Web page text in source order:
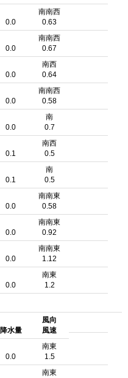
0.0
南南西
0.63
0.0
南南西
0.67
0.0
南西
0.64
0.0
南南西
0.58
0.0
南
0.7
0.1
南西
0.5
0.1
南
0.5
0.0
南南東
0.58
0.0
南南東
0.92
0.0
南南東
1.12
0.0
南東
1.2
降水量
風向
風速
0.0
南東
1.5
南東